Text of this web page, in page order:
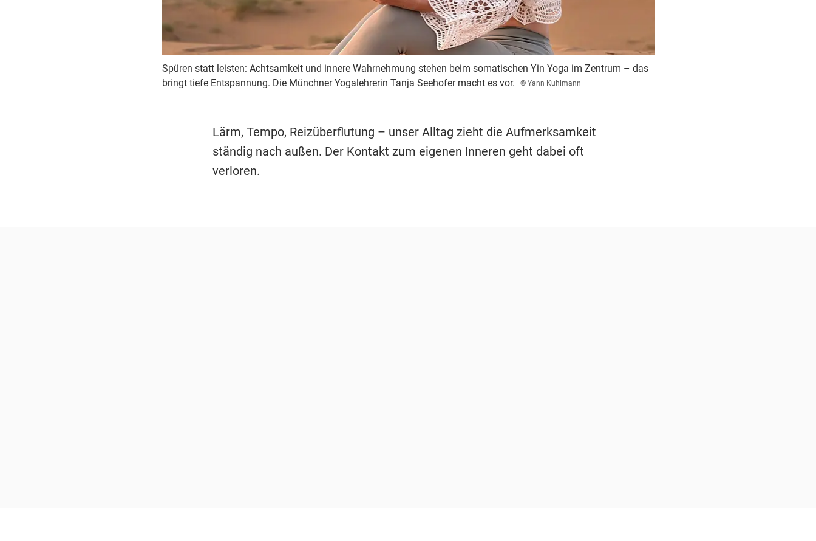
Spüren statt leisten: Achtsamkeit und innere Wahrnehmung stehen beim somatischen Yin Yoga im Zentrum – das
bringt tiefe Entspannung. Die Münchner Yogalehrerin Tanja Seehofer macht es vor.
© Yann Kuhlmann
Lärm, Tempo, Reizüberflutung – unser Alltag zieht die Aufmerksamkeit
ständig nach außen. Der Kontakt zum eigenen Inneren geht dabei oft
verloren.